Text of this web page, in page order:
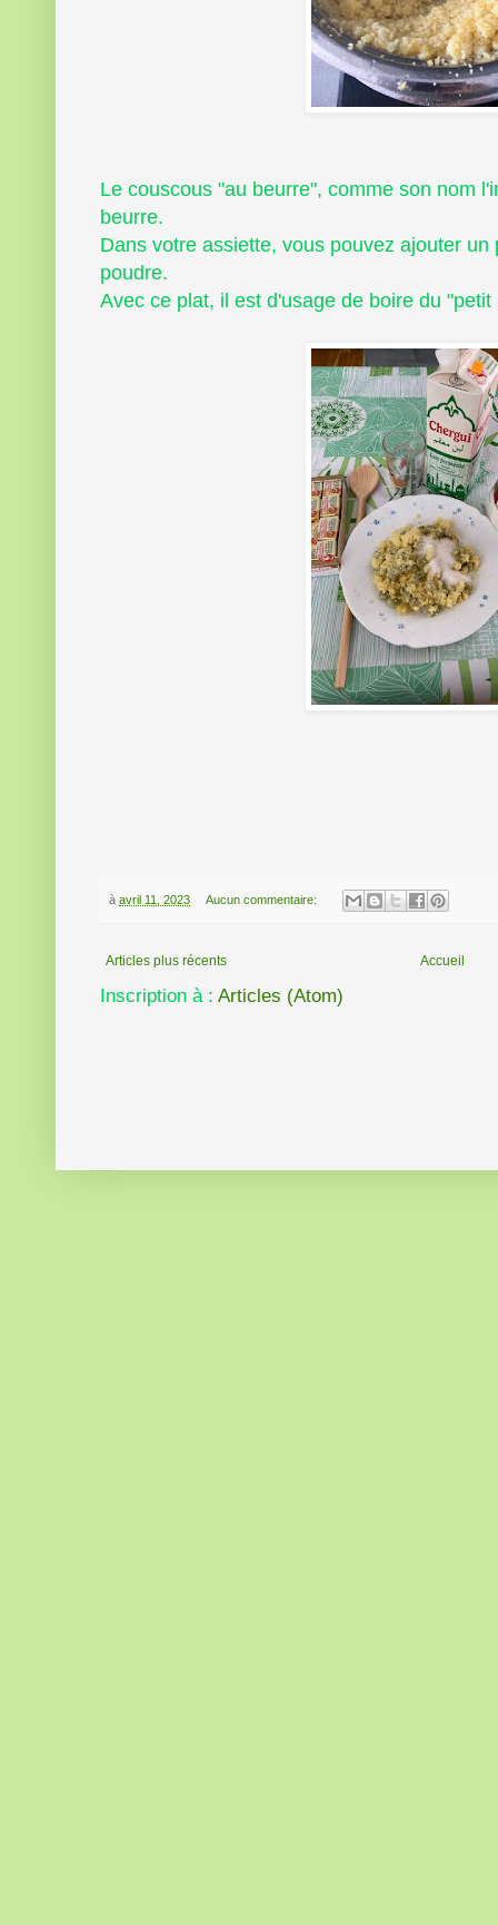
Le couscous "au beurre", comme son nom
beurre.
Dans votre assiette, vous pouvez ajouter
poudre.
Avec ce plat, il est d'usage de boire du
à avril 11, 2023 Aucun commentaire:
Articles plus récents Accueil
Inscription à : Articles (Atom)